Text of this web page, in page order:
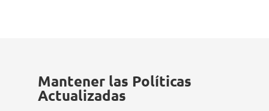
Mantener las Políticas
Actualizadas